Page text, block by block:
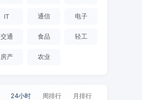
IT 通信 电子
交通 食品 轻工
房产 农业
24小时 周排行 月排行